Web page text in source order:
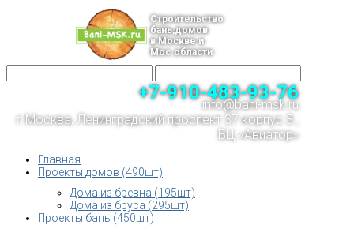
Строительство
бань,домов
в Москве и
Мос.области
+7-910-483-93-76
info@bani-msk.ru
г.Москва, Ленинградский проспект 37 корпус 3 ,
БЦ «Авиатор»
Главная
Проекты домов (490шт)
Дома из бревна (195шт)
Дома из бруса (295шт)
Проекты бань (450шт)